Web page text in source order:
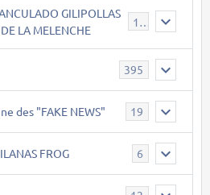
GILIPOLLAS
LA MELENCHE
119
395
des "FAKE NEWS" 19
FROG 6